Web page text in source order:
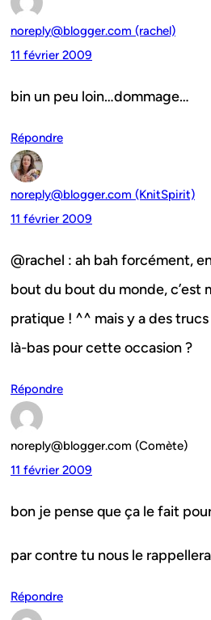
noreply@blogger.com (rachel)
11 février 2009
bin un peu loin…dommage…
Répondre
noreply@blogger.com (KnitSpirit)
11 février 2009
@rachel : ah bah forcément,
bout du bout du monde, c’est
pratique ! ^^ mais y a des
là-bas pour cette occasion ?
Répondre
noreply@blogger.com (Comète)
11 février 2009
bon je pense que ça le fait
par contre tu nous le
Répondre